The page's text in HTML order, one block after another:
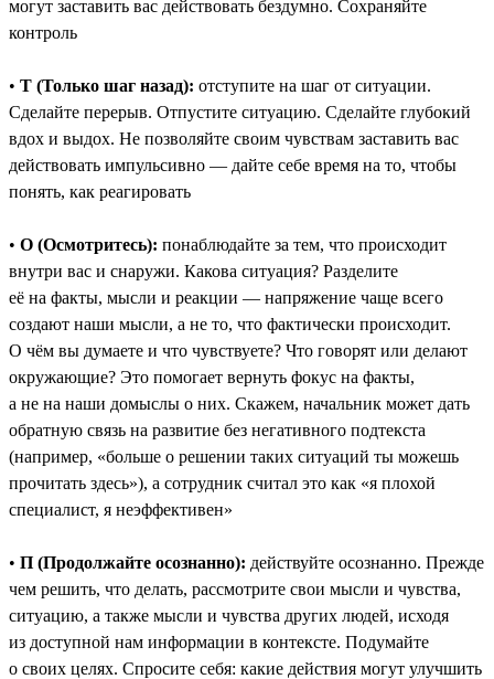
могут заставить вас действовать бездумно. Сохраняйте
контроль
• Т (Только шаг назад): отступите на шаг от ситуации.
Сделайте перерыв. Отпустите ситуацию. Сделайте глубокий
вдох и выдох. Не позволяйте своим чувствам заставить вас
действовать импульсивно — дайте себе время на то, чтобы
понять, как реагировать
• О (Осмотритесь): понаблюдайте за тем, что происходит
внутри вас и снаружи. Какова ситуация? Разделите
её на факты, мысли и реакции — напряжение чаще всего
создают наши мысли, а не то, что фактически происходит.
О чём вы думаете и что чувствуете? Что говорят или делают
окружающие? Это помогает вернуть фокус на факты,
а не на наши домыслы о них. Скажем, начальник может дать
обратную связь на развитие без негативного подтекста
(например, «больше о решении таких ситуаций ты можешь
прочитать здесь»), а сотрудник считал это как «я плохой
специалист, я неэффективен»
• П (Продолжайте осознанно): действуйте осознанно. Прежде
чем решить, что делать, рассмотрите свои мысли и чувства,
ситуацию, а также мысли и чувства других людей, исходя
из доступной нам информации в контексте. Подумайте
о своих целях. Спросите себя: какие действия могут улучшить